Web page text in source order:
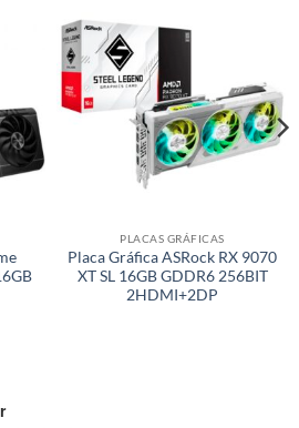
PLACAS GRÁFICAS
Placa Gráfica ASRock RX 9070
XT SL 16GB GDDR6 256BIT
2HDMI+2DP